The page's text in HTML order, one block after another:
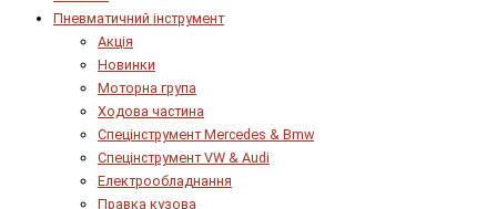
Пневматичний інструмент
Акція
Новинки
Моторна група
Ходова частина
Спецінструмент Mercedes & Bmw
Спецінструмент VW & Audi
Електрообладнання
Правка кузова